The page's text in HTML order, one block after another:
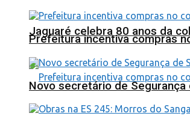
Jaguaré celebra 80 anos da
Prefeitura incentiva compras
Novo secretário de Segurança